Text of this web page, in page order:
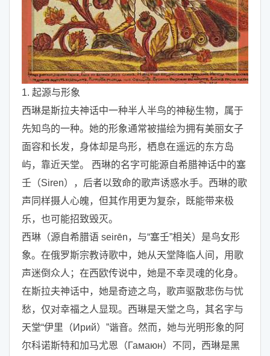
1. 起源与形象
西琳是斯拉夫神话中一种半人半鸟的神秘生物，属于
先知鸟的一种。她的形象通常被描绘为拥有美丽女子
面容和长发，身体却是鸟形，栖息在遥远的东方岛
屿，靠近天堂。 西琳的名字可能源自希腊神话中的塞
壬（Siren），后者以致命的歌声诱惑水手。西琳的歌
声同样摄人心魄，但其作用更为复杂，既能带来极
乐，也可能招致毁灭。
西琳（源自希腊语 seirēn，与“塞壬”相关）是鸟女形
象。在俄罗斯宗教诗歌中，她从天堂降临人间，用歌
声迷倒众人；在西欧传说中，她是不幸灵魂的化身。
在斯拉夫神话中，她是奇迹之鸟，歌声驱散悲伤与忧
愁，仅对幸福之人显现。西琳是天堂之鸟，其名字与
天堂“伊里（Ирий）”谐音。然而，她与光明形象的阿
尔科诺斯特和加马尤恩（Гамаюн）不同，西琳是黑